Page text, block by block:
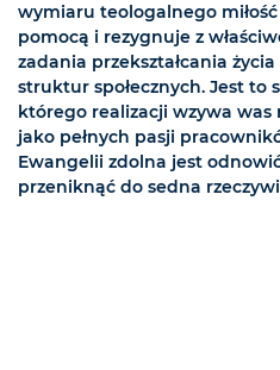
wymiaru teologalnego
pomocą i rezygnuje z
zadania przekształcania
struktur społecznych. Jest to
którego realizacji wzywa
jako pełnych pasji
Ewangelii zdolna jest
przeniknąć do sedna